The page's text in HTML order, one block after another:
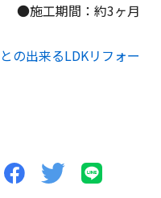
●施工期間：約3ヶ月
の出来るLDKリフォー